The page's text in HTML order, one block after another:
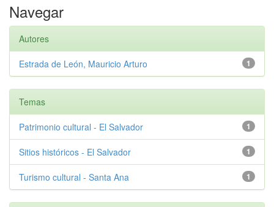
Navegar
Autores
1
Estrada de León, Mauricio Arturo
Temas
1
Patrimonio cultural - El Salvador
1
Sitios históricos - El Salvador
1
Turismo cultural - Santa Ana